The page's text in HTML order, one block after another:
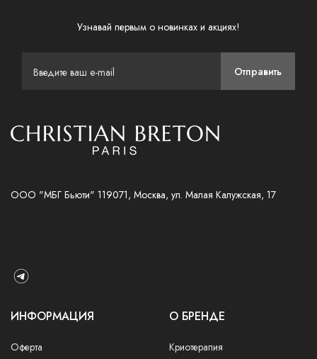
Узнавай первым о новинках и акциях!
Отправить
ООО "МБГ Бьюти" 119071, Москва, ул. Малая Калужская, 17
ИНФОРМАЦИЯ
Оферта
О БРЕНДЕ
Криотерапия